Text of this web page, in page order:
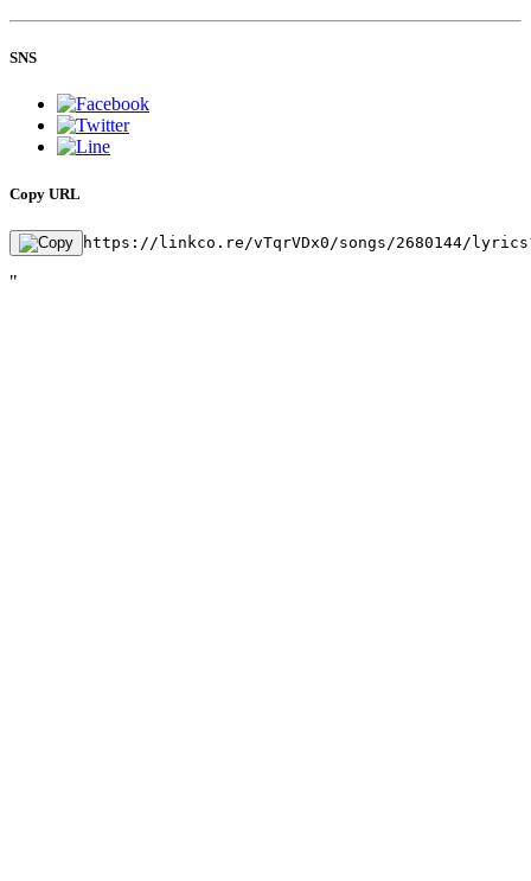
SNS
Copy URL
https://linkco.re/vTqrVDx0/songs/2680144/
"